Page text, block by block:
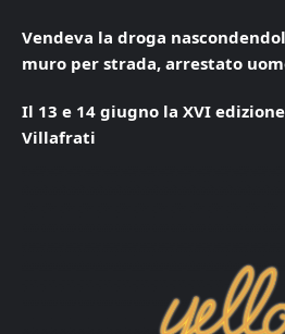
Vendeva la droga
muro per strada, arrestato
Il 13 e 14 giugno la XVI
Villafrati